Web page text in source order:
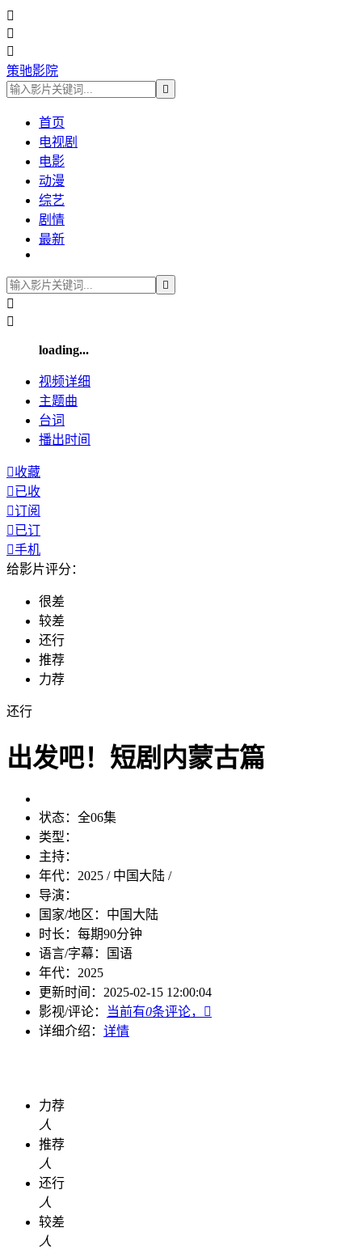



策驰影院

首页
电视剧
电影
动漫
综艺
剧情
最新



loading...
视频详细
主题曲
台词
播出时间
收藏
已收
订阅
已订
手机
给影片评分：
很差
较差
还行
推荐
力荐
还行
出发吧！短剧内蒙古篇
状态： 全06集
类型：
主持：
年代： 2025 / 中国大陆 /
导演：
国家/地区： 中国大陆
时长： 每期90分钟
语言/字幕：
国语
年代： 2025
更新时间： 2025-02-15 12:00:04
影视/评论：
当前有0条评论，

详细介绍： 详情
力荐
人
推荐
人
还行
人
较差
人